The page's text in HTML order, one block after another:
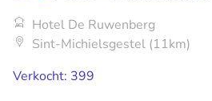
Hotel De Ruwenberg
Sint-Michielsgestel (11km)
Verkocht: 399